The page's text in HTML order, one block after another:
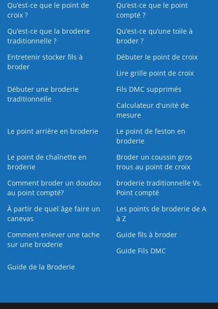
Qu’est-ce que le point de
croix ?
Qu’est-ce que le point
compté ?
Qu’est-ce que la broderie
traditionnelle ?
Qu’est‑ce qu’une toile à
broder ?
Entretenir stocker fils à
broder
Débuter le point de croix
Lire grille point de croix
Débuter une broderie
traditionnelle
Fils DMC supprimés
Calculateur d'unité de
mesure
Le point arrière en broderie
Le point de feston en
broderie
Le point de chaînette en
broderie
Broder un coussin gros
trous au point de croix
Comment broder un doudou
au point compté?
broderie traditionnelle Vs.
Point compté
À partir de quel âge faire un
canevas
Les points de broderie de A
à Z
Comment enlever une tache
sur une broderie
Guide fils à broder
Guide Fils DMC
Guide de la Broderie